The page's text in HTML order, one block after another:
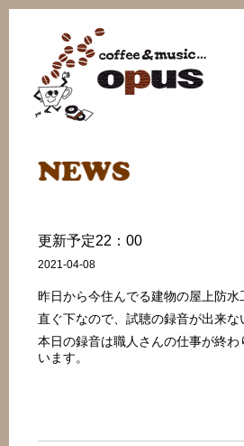
更新予定22：00
2021-04-08
昨日から今住んでる建物の屋上防水
直ぐ下なので、試聴の録音が出来な
本日の録音は職人さんの仕事が終わ
います。